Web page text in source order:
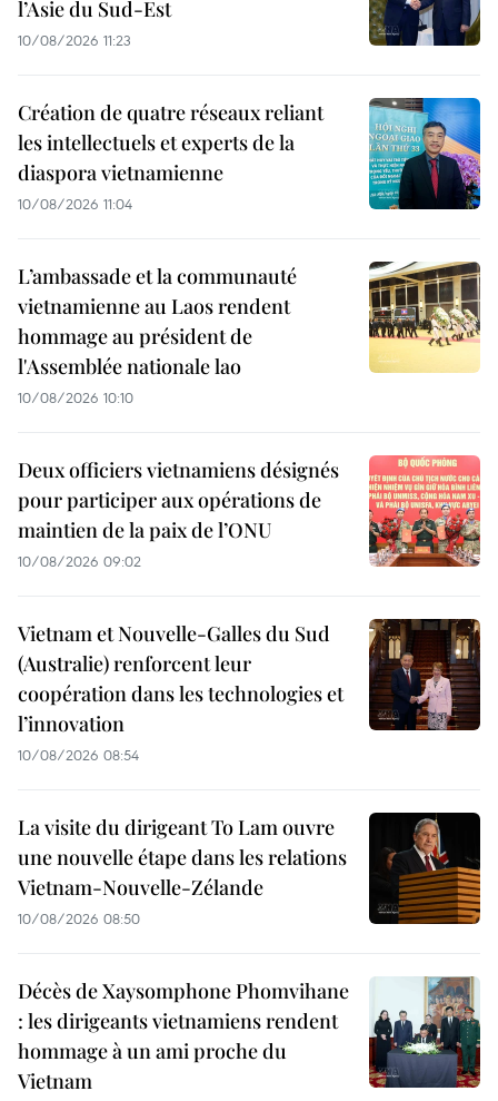
l’Asie du Sud-Est
10/08/2026 11:23
Création de quatre réseaux reliant
les intellectuels et experts de la
diaspora vietnamienne
10/08/2026 11:04
L’ambassade et la communauté
vietnamienne au Laos rendent
hommage au président de
l'Assemblée nationale lao
10/08/2026 10:10
Deux officiers vietnamiens désignés
pour participer aux opérations de
maintien de la paix de l’ONU
10/08/2026 09:02
Vietnam et Nouvelle-Galles du Sud
(Australie) renforcent leur
coopération dans les technologies et
l’innovation
10/08/2026 08:54
La visite du dirigeant To Lam ouvre
une nouvelle étape dans les relations
Vietnam-Nouvelle-Zélande
10/08/2026 08:50
Décès de Xaysomphone Phomvihane
: les dirigeants vietnamiens rendent
hommage à un ami proche du
Vietnam